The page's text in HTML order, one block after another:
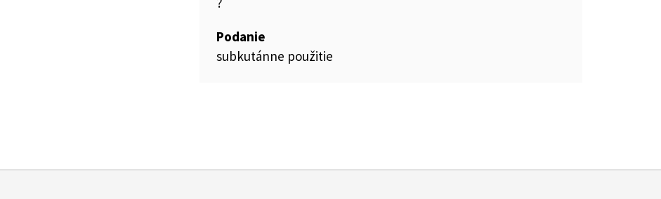
Podanie
subkutánne použitie